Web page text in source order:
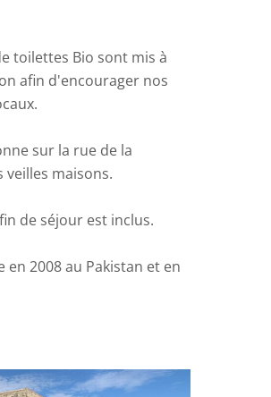
toilettes Bio sont mis à
afin d'encourager nos
sur la rue de la
veilles maisons.
de séjour est inclus.
en 2008 au Pakistan et en